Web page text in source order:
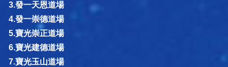
3.發一天恩道場
4.發一崇德道場
5.寶光崇正道場
6.寶光建德道場
7.寶光玉山道場